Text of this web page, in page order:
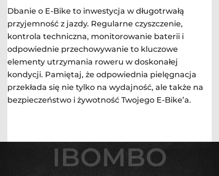
Dbanie o E-Bike to inwestycja w długotrwałą
przyjemność z jazdy. Regularne czyszczenie,
kontrola techniczna, monitorowanie baterii i
odpowiednie przechowywanie to kluczowe
elementy utrzymania roweru w doskonałej
kondycji. Pamiętaj, że odpowiednia pielęgnacja
przekłada się nie tylko na wydajność, ale także na
bezpieczeństwo i żywotność Twojego E-Bike’a.
IBOMBO
IBOMBO